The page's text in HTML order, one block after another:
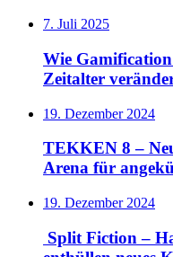
7. Juli 2025
Wie
Zeitalter
19. Dezember 2024
TEKKEN 8 –
Arena für
19. Dezember 2024
Split Fiction –